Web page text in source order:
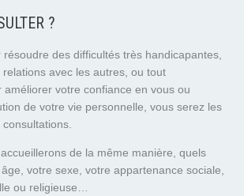
?
des difficultés très handicapantes,
avec les autres, ou tout
améliorer votre confiance en vous ou
de votre vie personnelle, vous serez les
de la même manière, quels
votre sexe, votre appartenance sociale,
ou religieuse…